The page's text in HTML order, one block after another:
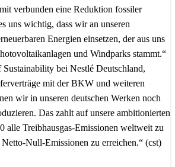
verbunden eine Reduktion fossiler
uns wichtig, dass wir an unseren
Energien einsetzen, der aus uns
und Windparks stammt.“
bei Nestlé Deutschland,
mit der BKW und weiteren
wir in unseren deutschen Werken noch
Das zahlt auf unsere ambitionierten
alle Treibhausgas-Emissionen weltweit zu
Null-Emissionen zu erreichen.“ (cst)